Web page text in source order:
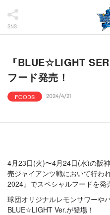
SNS
『BLUE☆LIGHT
フード発売！
FOODS 2024/4/21
4月23日(火)〜4月24日(水)の阪
売ジャイアンツ戦において行わ
2024』でスペシャルフードを発
球団オリジナルレモンサワーや
BLUE☆LIGHT Ver.が登場！